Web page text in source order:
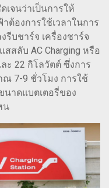
เจนว่าเป็นการให้
ต้องการใช้เวลาในการ
รีบชาร์จ เครื่องชาร์จ
สลับ AC Charging หรือ
ละ 22 กิโลวัตต์ ซึ่งการ
ณ 7-9 ชั่วโมง การใช้
าดแบตเตอรี่ของ
น